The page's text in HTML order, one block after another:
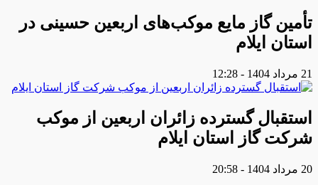
تأمین گاز مایع موکب‌هاى اربعین حسینى در
استان ایلام
21 مرداد 1404 - 12:28
استقبال گسترده زائران اربعین از موکب
شرکت گاز استان ایلام
20 مرداد 1404 - 20:58